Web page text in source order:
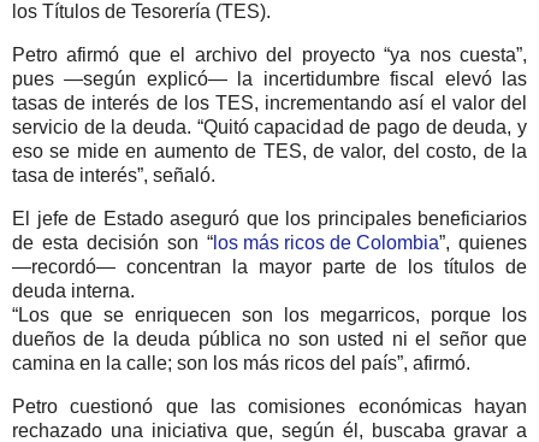
los Títulos de Tesorería (TES).
Petro afirmó que el archivo del proyecto “ya nos cuesta”,
pues —según explicó— la incertidumbre fiscal elevó las
tasas de interés de los TES, incrementando así el valor del
servicio de la deuda. “Quitó capacidad de pago de deuda, y
eso se mide en aumento de TES, de valor, del costo, de la
tasa de interés”, señaló.
El jefe de Estado aseguró que los principales beneficiarios
de esta decisión son “ los más ricos de Colombia”, quienes
—recordó— concentran la mayor parte de los títulos de
deuda interna.
“Los que se enriquecen son los megarricos, porque los
dueños de la deuda pública no son usted ni el señor que
camina en la calle; son los más ricos del país”, afirmó.
Petro cuestionó que las comisiones económicas hayan
rechazado una iniciativa que, según él, buscaba gravar a